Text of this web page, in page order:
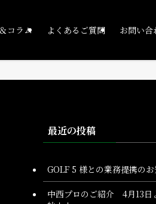
コラム よくあるご質問 お問い合
最近の投稿
GOLF 5 様との業務提携の
中西プロのご紹介 4月13日